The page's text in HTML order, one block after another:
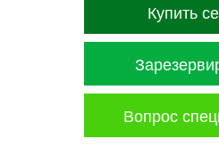
Купить
Вопрос